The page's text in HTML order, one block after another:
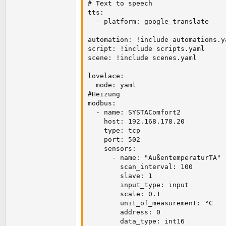
# Text to speech
tts:
  - platform: google_translate
automation: !include
script: !include scripts.yaml
scene: !include scenes.yaml
lovelace:
  mode: yaml
#Heizung
modbus:
  - name: SYSTAComfort2
    host: 192.168.178.20
    type: tcp
    port: 502
    sensors:
      - name: "AußentemperaturTA"
        scan_interval: 100
        slave: 1
        input_type: input
        scale: 0.1
        unit_of_measurement: °C
        address: 0
        data_type: int16